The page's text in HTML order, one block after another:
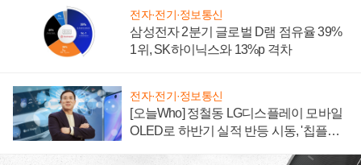
전자·전기·정보통신
삼성전자 2분기 글로벌 D램 점유율 39%
1위, SK하이닉스와 13%p 격차
전자·전기·정보통신
[오늘Who] 정철동 LG디스플레이 모바일
OLED로 하반기 실적 반등 시동, '칩플레